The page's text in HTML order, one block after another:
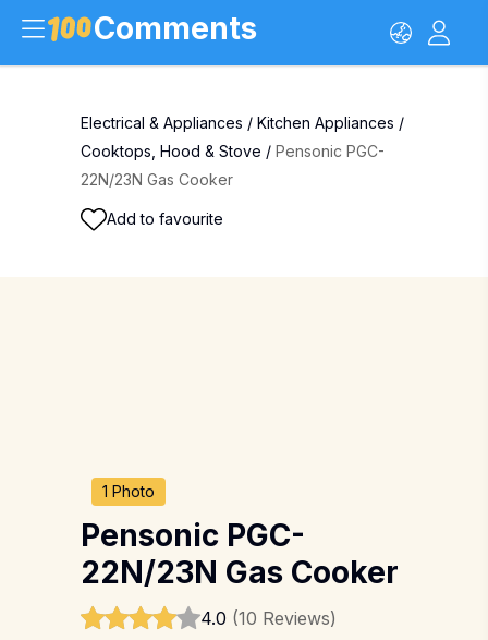
Comments
Electrical & Appliances / Kitchen Appliances /
Cooktops, Hood & Stove / Pensonic PGC-
22N/23N Gas Cooker
Add to favourite
1 Photo
Pensonic PGC-
22N/23N Gas Cooker
4.0 (10 Reviews)